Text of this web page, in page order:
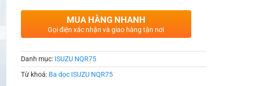
MUA HÀNG NHANH
Gọi điện xác nhận và giao hàng tận nơi
Danh mục: ISUZU NQR75
Từ khoá: Ba dọc ISUZU NQR75